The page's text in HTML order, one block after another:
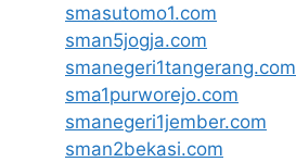
smasutomo1.com
sman5jogja.com
smanegeri1tangerang.com
sma1purworejo.com
smanegeri1jember.com
sman2bekasi.com